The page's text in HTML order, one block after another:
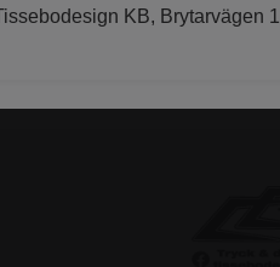
KB, Brytarvägen